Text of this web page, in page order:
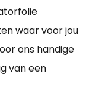
waar voor jou
ons handige
van een